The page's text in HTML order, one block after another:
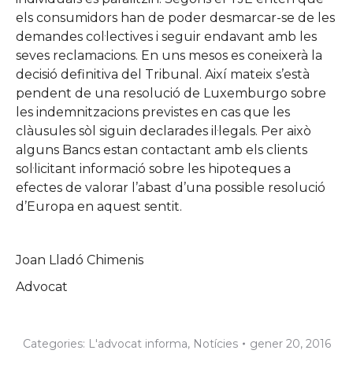
els consumidors han de poder desmarcar-se de les
demandes col·lectives i seguir endavant amb les
seves reclamacions. En uns mesos es coneixerà la
decisió definitiva del Tribunal. Així mateix s’està
pendent de una resolució de Luxemburgo sobre
les indemnitzacions previstes en cas que les
clàusules sòl siguin declarades il·legals. Per això
alguns Bancs estan contactant amb els clients
sol·licitant informació sobre les hipoteques a
efectes de valorar l’abast d’una possible resolució
d’Europa en aquest sentit.
Joan Lladó Chimenis
Advocat
Categories: L'advocat informa, Notícies gener 20, 2016